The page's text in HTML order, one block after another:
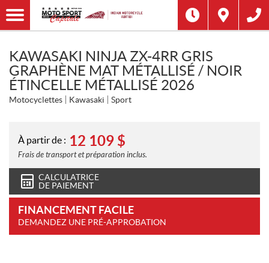
KAWASAKI NINJA ZX-4RR GRIS
GRAPHÈNE MAT MÉTALLISÉ / NOIR
ÉTINCELLE MÉTALLISÉ 2026
Motocyclettes Kawasaki Sport
À partir de : 12 109 $
Frais de transport et préparation inclus.
CALCULATRICE
DE PAIEMENT
FINANCEMENT FACILE
DEMANDEZ UNE PRÉ-APPROBATION